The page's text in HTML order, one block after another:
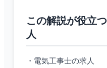
この解説が役立つ
人
・電気工事士の求人